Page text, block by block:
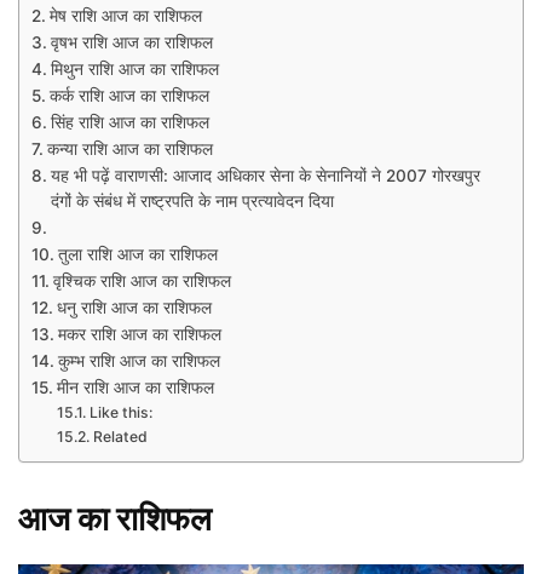
मेष राशि आज का राशिफल
वृषभ राशि आज का राशिफल
मिथुन राशि आज का राशिफल
कर्क राशि आज का राशिफल
सिंह राशि आज का राशिफल
कन्या राशि आज का राशिफल
यह भी पढ़ें वाराणसी: आजाद अधिकार सेना के सेनानियों ने 2007 गोरखपुर
दंगों के संबंध में राष्ट्रपति के नाम प्रत्यावेदन दिया
तुला राशि आज का राशिफल
वृश्चिक राशि आज का राशिफल
धनु राशि आज का राशिफल
मकर राशि आज का राशिफल
कुम्भ राशि आज का राशिफल
मीन राशि आज का राशिफल
Like this:
Related
आजकाराशिफल